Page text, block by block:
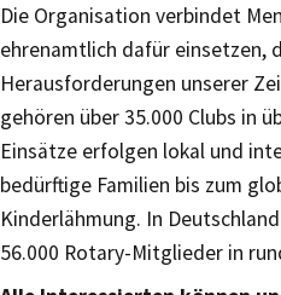
Die Organisation verbindet
ehrenamtlich dafür einsetzen,
Herausforderungen unserer
gehören über 35.000 Clubs in
Einsätze erfolgen lokal und
bedürftige Familien bis zum
Kinderlähmung. In
56.000 Rotary-Mitglieder in